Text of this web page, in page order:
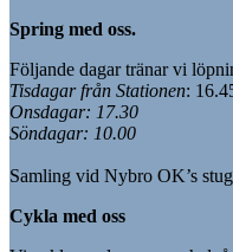
Spring med oss.
Följande dagar tränar vi
Tisdagar från Stationen:
Onsdagar: 17.30
Söndagar: 10.00
Samling vid Nybro OK’s
Cykla med oss